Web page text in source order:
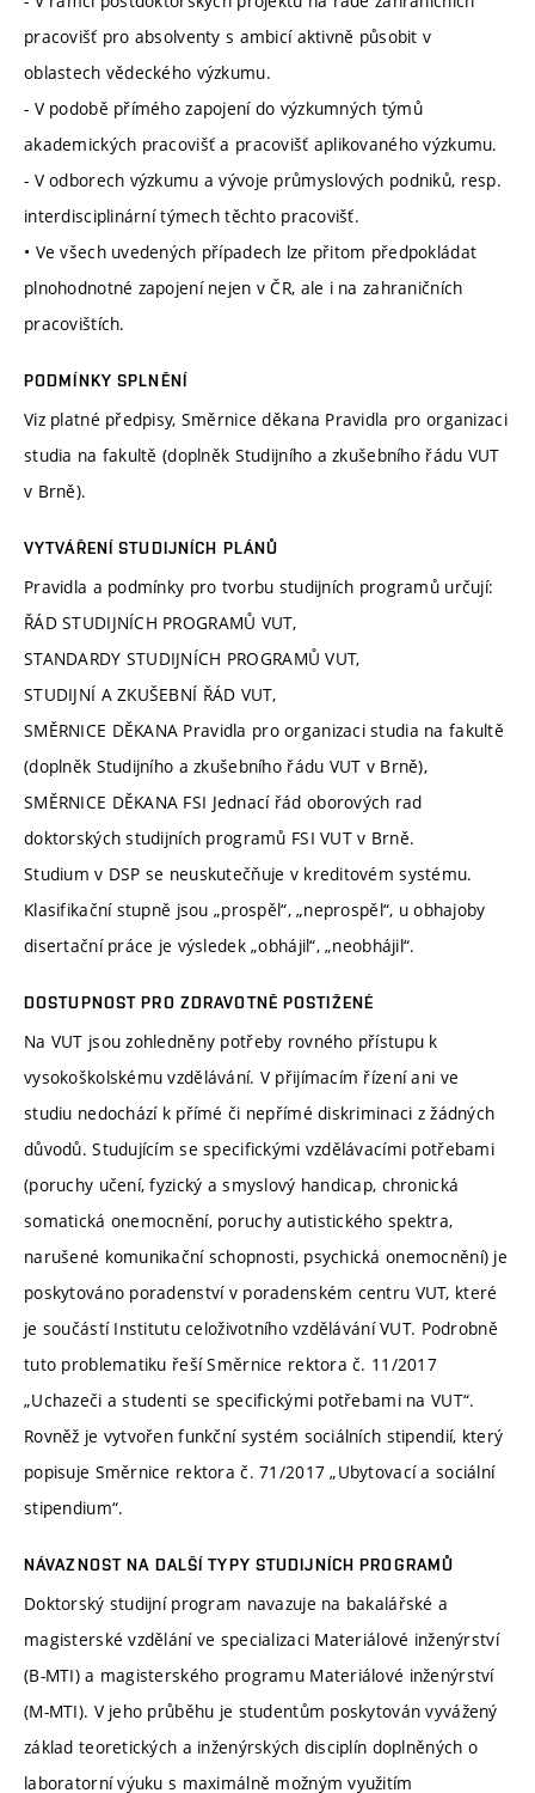
pracovišť pro absolventy s ambicí aktivně působit v
oblastech vědeckého výzkumu.
- V podobě přímého zapojení do výzkumných týmů
akademických pracovišť a pracovišť aplikovaného výzkumu.
- V odborech výzkumu a vývoje průmyslových podniků, resp.
interdisciplinární týmech těchto pracovišť.
• Ve všech uvedených případech lze přitom předpokládat
plnohodnotné zapojení nejen v ČR, ale i na zahraničních
pracovištích.
PODMÍNKY SPLNĚNÍ
Viz platné předpisy, Směrnice děkana Pravidla pro organizaci
studia na fakultě (doplněk Studijního a zkušebního řádu VUT
v Brně).
VYTVÁŘENÍ STUDIJNÍCH PLÁNŮ
Pravidla a podmínky pro tvorbu studijních programů určují:
ŘÁD STUDIJNÍCH PROGRAMŮ VUT,
STANDARDY STUDIJNÍCH PROGRAMŮ VUT,
STUDIJNÍ A ZKUŠEBNÍ ŘÁD VUT,
SMĚRNICE DĚKANA Pravidla pro organizaci studia na fakultě
(doplněk Studijního a zkušebního řádu VUT v Brně),
SMĚRNICE DĚKANA FSI Jednací řád oborových rad
doktorských studijních programů FSI VUT v Brně.
Studium v DSP se neuskutečňuje v kreditovém systému.
Klasifikační stupně jsou „prospěl“, „neprospěl“, u obhajoby
disertační práce je výsledek „obhájil“, „neobhájil“.
DOSTUPNOST PRO ZDRAVOTNĚ POSTIŽENÉ
Na VUT jsou zohledněny potřeby rovného přístupu k
vysokoškolskému vzdělávání. V přijímacím řízení ani ve
studiu nedochází k přímé či nepřímé diskriminaci z žádných
důvodů. Studujícím se specifickými vzdělávacími potřebami
(poruchy učení, fyzický a smyslový handicap, chronická
somatická onemocnění, poruchy autistického spektra,
narušené komunikační schopnosti, psychická onemocnění) je
poskytováno poradenství v poradenském centru VUT, které
je součástí Institutu celoživotního vzdělávání VUT. Podrobně
tuto problematiku řeší Směrnice rektora č. 11/2017
„Uchazeči a studenti se specifickými potřebami na VUT“.
Rovněž je vytvořen funkční systém sociálních stipendií, který
popisuje Směrnice rektora č. 71/2017 „Ubytovací a sociální
stipendium“.
NÁVAZNOST NA DALŠÍ TYPY STUDIJNÍCH PROGRAMŮ
Doktorský studijní program navazuje na bakalářské a
magisterské vzdělání ve specializaci Materiálové inženýrství
(B-MTI) a magisterského programu Materiálové inženýrství
(M-MTI). V jeho průběhu je studentům poskytován vyvážený
základ teoretických a inženýrských disciplín doplněných o
laboratorní výuku s maximálně možným využitím